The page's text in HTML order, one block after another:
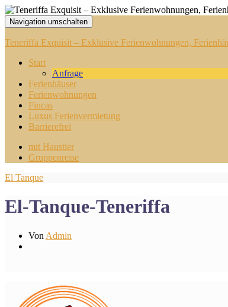
Navigation umschalten
Teneriffa Exquisit – Exklusive Ferienwohnungen,
Start
Anfrage
Ferienhäuser
Ferienwohnungen
Fincas
Luxus Ferienvermietung
Barrierefrei
mit Haustier
Gruppenreise
El Tanque
El-Tanque-Teneriffa
Von Admin